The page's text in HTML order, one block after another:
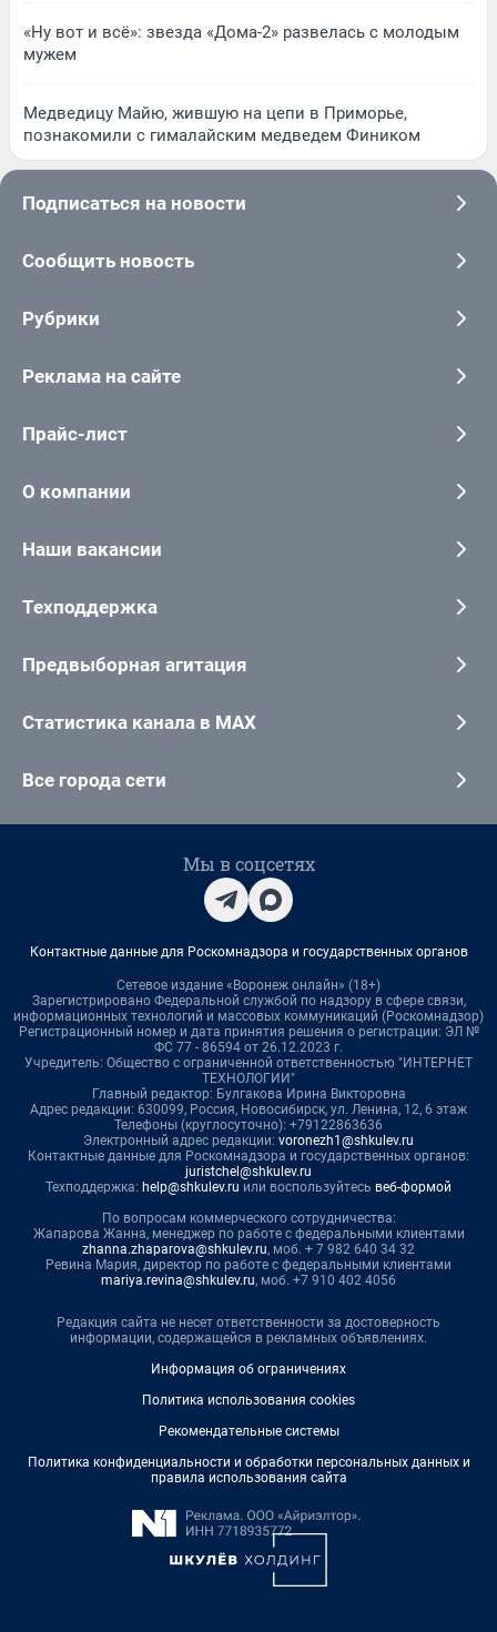
«Ну вот и всё»: звезда «Дома-2» развелась с молодым
мужем
Медведицу Майю, жившую на цепи в Приморье,
познакомили с гималайским медведем Фиником
Подписаться на новости
Сообщить новость
Рубрики
Реклама на сайте
Прайс-лист
О компании
Наши вакансии
Техподдержка
Предвыборная агитация
Статистика канала в MAX
Все города сети
Мы в соцсетях
Контактные данные для Роскомнадзора и государственных органов
Сетевое издание «Воронеж онлайн» (18+)
Зарегистрировано Федеральной службой по надзору в сфере связи,
информационных технологий и массовых коммуникаций (Роскомнадзор)
Регистрационный номер и дата принятия решения о регистрации: ЭЛ №
ФС 77 - 86594 от 26.12.2023 г.
Учредитель: Общество с ограниченной ответственностью "ИНТЕРНЕТ
ТЕХНОЛОГИИ"
Главный редактор: Булгакова Ирина Викторовна
Адрес редакции: 630099, Россия, Новосибирск, ул. Ленина, 12, 6 этаж
Телефоны (круглосуточно): +79122863636
Электронный адрес редакции: voronezh1@shkulev.ru
Контактные данные для Роскомнадзора и государственных органов:
juristchel@shkulev.ru
Техподдержка: help@shkulev.ru или воспользуйтесь веб-формой
По вопросам коммерческого сотрудничества:
Жапарова Жанна, менеджер по работе с федеральными клиентами
zhanna.zhaparova@shkulev.ru, моб. + 7 982 640 34 32
Ревина Мария, директор по работе с федеральными клиентами
mariya.revina@shkulev.ru, моб. +7 910 402 4056
Редакция сайта не несет ответственности за достоверность
информации, содержащейся в рекламных объявлениях.
Информация об ограничениях
Политика использования cookies
Рекомендательные системы
Политика конфиденциальности и обработки персональных данных и
правила использования сайта